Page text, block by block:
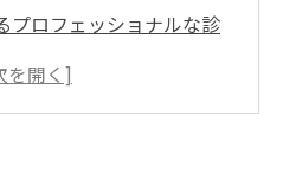
プロフェッショナルな診